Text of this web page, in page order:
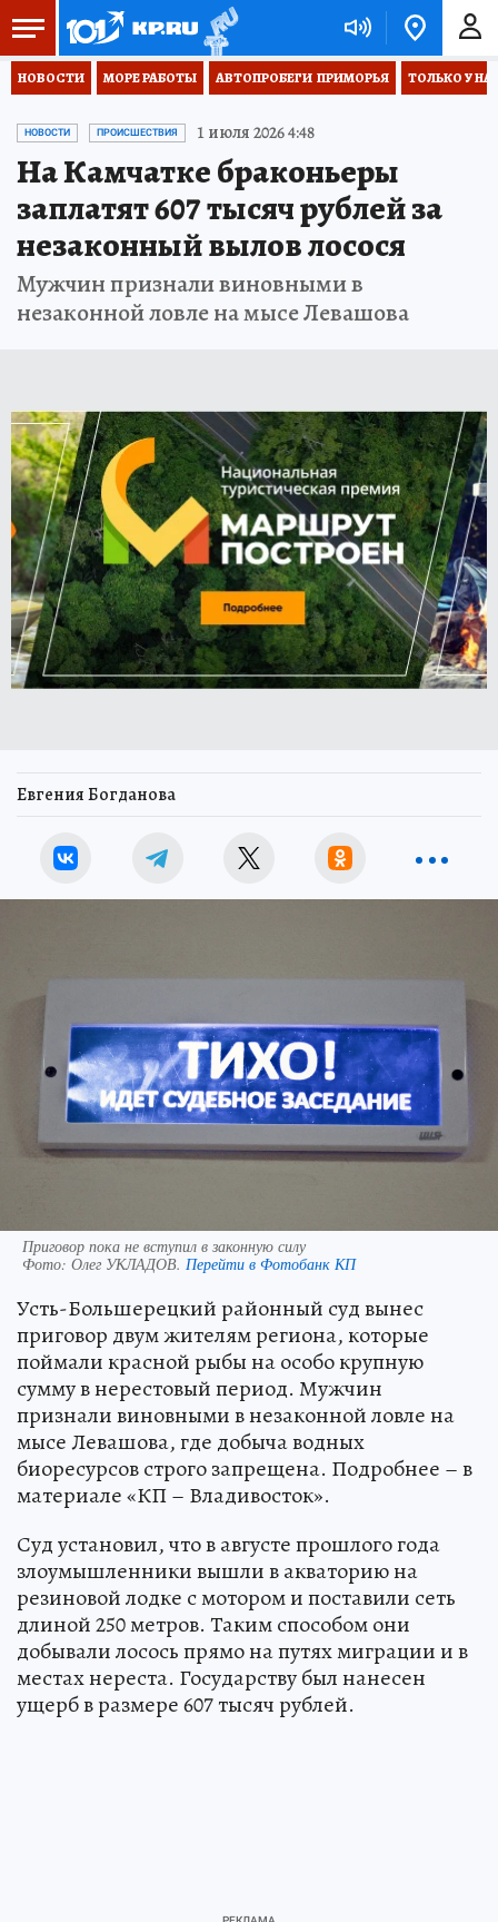
НОВОСТИ МОРЕ РАБОТЫ АВТОПРОБЕГИ  ПРИМОРЬЯ ТОЛЬКО У
НОВОСТИ ПРОИСШЕСТВИЯ 1 июля 2026 4:48
На Камчатке браконьеры
заплатят 607 тысяч рублей за
незаконный вылов лосося
Мужчин признали виновными в
незаконной ловле на мысе Левашова
Евгения Богданова
Приговор пока не вступил в законную силу
Фото: Олег УКЛАДОВ. Перейти в Фотобанк КП
Усть-Большерецкий районный суд вынес
приговор двум жителям региона, которые
поймали красной рыбы на особо крупную
сумму в нерестовый период. Мужчин
признали виновными в незаконной ловле на
мысе Левашова, где добыча водных
биоресурсов строго запрещена. Подробнее – в
материале «КП – Владивосток».
Суд установил, что в августе прошлого года
злоумышленники вышли в акваторию на
резиновой лодке с мотором и поставили сеть
длиной 250 метров. Таким способом они
добывали лосось прямо на путях миграции и в
местах нереста. Государству был нанесен
ущерб в размере 607 тысяч рублей.